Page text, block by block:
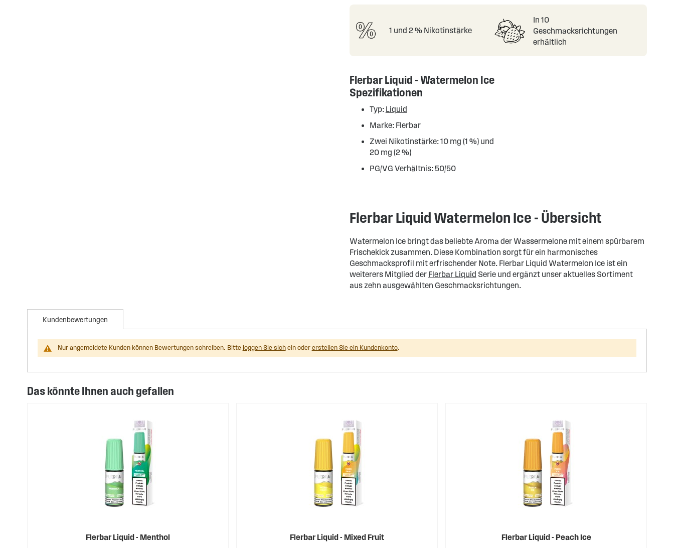
1 und 2 % Nikotinstärke
In 10
Geschmacksrichtungen
erhältlich
Flerbar Liquid - Watermelon Ice
Spezifikationen
Typ: Liquid
Marke: Flerbar
Zwei Nikotinstärke: 10 mg (1 %) und
20 mg (2 %)
PG/VG Verhältnis: 50/50
Flerbar Liquid Watermelon Ice - Übersicht
Watermelon Ice bringt das beliebte Aroma der Wassermelone mit einem spürbarem
Frischekick zusammen. Diese Kombination sorgt für ein harmonisches
Geschmacksprofil mit erfrischender Note. Flerbar Liquid Watermelon Ice ist ein
weiterers Mitglied der Flerbar Liquid Serie und ergänzt unser aktuelles Sortiment
aus zehn ausgewählten Geschmacksrichtungen.
Kundenbewertungen
Nur angemeldete Kunden können Bewertungen schreiben. Bitte loggen Sie sichein oder erstellen Sie ein Kundenkonto.
Das könnte Ihnen auch gefallen
Flerbar Liquid - Menthol Flerbar Liquid - Mixed Fruit Flerbar Liquid - Peach Ice